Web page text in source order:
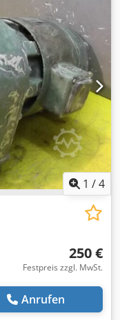
1 /4
250 €
Festpreis zzgl. MwSt.
Anrufen